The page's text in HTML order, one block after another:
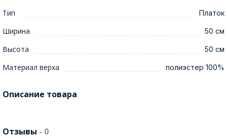
Тип Платок
Ширина 50 см
Высота 50 см
Материал верха полиэстер 100%
Описание товара
Отзывы - 0